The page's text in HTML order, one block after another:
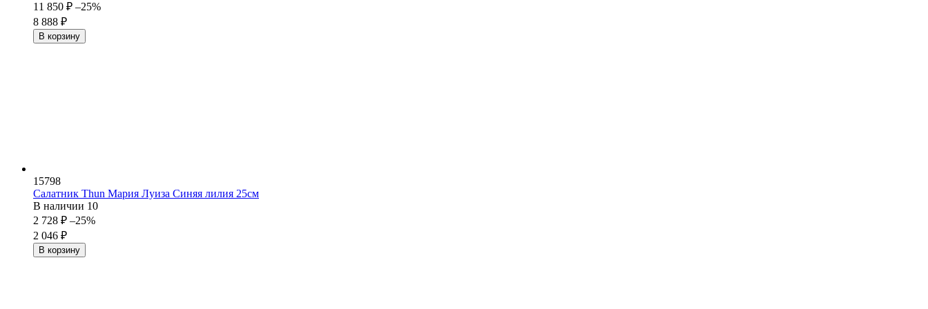
11 850 ₽ –25%
8 888 ₽
В корзину
15798
Салатник Thun Мария Луиза Синяя лилия 25см
В наличии 10
2 728 ₽ –25%
2 046 ₽
В корзину